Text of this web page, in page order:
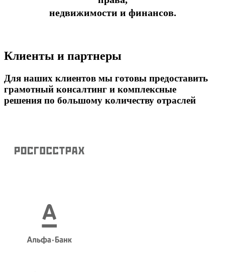
недвижимости и финансов.
Клиенты и партнеры
Для наших клиентов мы готовы предоставить
грамотный консалтинг и комплексные
решения по большому количеству отраслей